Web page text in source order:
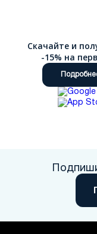
Скачайте и
-15% на